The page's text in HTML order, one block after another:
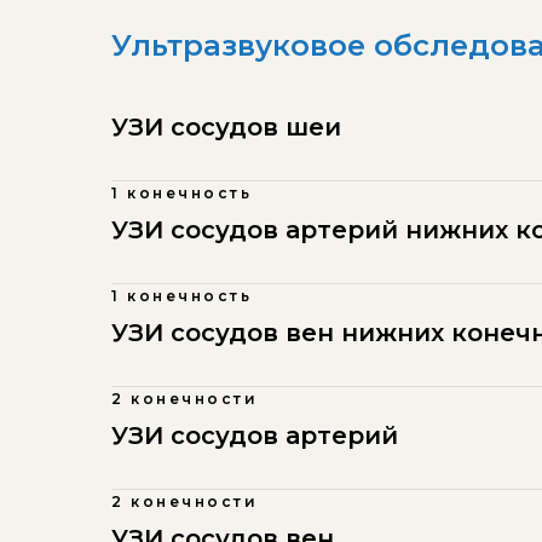
Ультразвуковое
УЗИ сосудов шеи
1 конечность
УЗИ сосудов артерий нижних
1 конечность
УЗИ сосудов вен нижних
2 конечности
УЗИ сосудов артерий
2 конечности